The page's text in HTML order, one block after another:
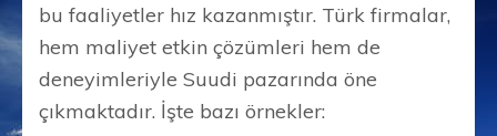
bu faaliyetler hız kazanmıştır. Türk firmalar,
hem maliyet etkin çözümleri hem de
deneyimleriyle Suudi pazarında öne
çıkmaktadır. İşte bazı örnekler: